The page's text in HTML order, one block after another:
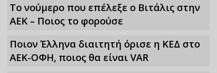
Το νούμερο που επέλεξε ο Βιτάλις στην
ΑΕΚ – Ποιος το φορούσε
Ποιον Έλληνα διαιτητή όρισε η ΚΕΔ στο
ΑΕΚ-ΟΦΗ, ποιος θα είναι VAR